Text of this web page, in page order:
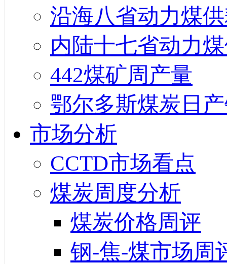
沿海八省动力煤
内陆十七省动力
442煤矿周产量
鄂尔多斯煤炭日
市场分析
CCTD市场看点
煤炭周度分析
煤炭价格周评
钢-焦-煤市场周